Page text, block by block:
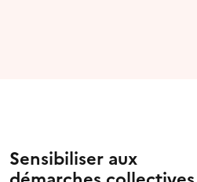
Sensibiliser aux